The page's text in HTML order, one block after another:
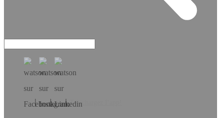
Téléchargez l’app!